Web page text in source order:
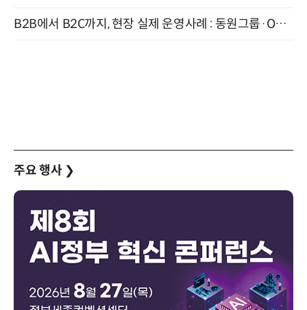
B2B에서 B2C까지, 현장 실제 운영사례 : 동원그룹·OCI·다이닝브랜즈그룹·당근 (8/27)
주요 행사 ❯